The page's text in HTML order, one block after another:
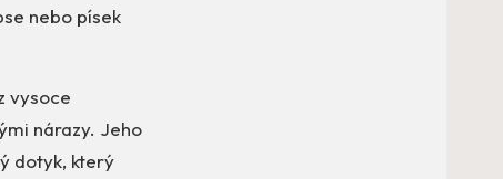
nebo písek
vysoce
nárazy. Jeho
dotyk, který